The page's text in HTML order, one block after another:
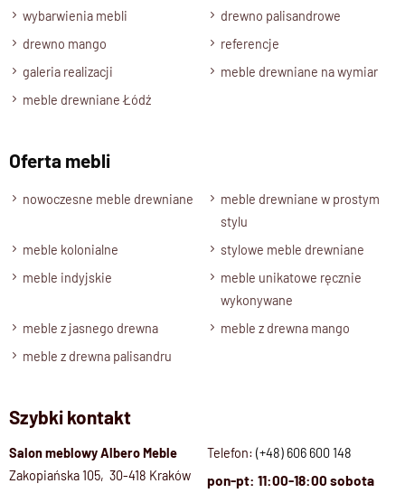
Rama Wymiary
Grubość 4 cm / Szerokość 10x10 cm
Wybarwienia, rodzaje drewna
Palisander Brąz, Palisander- Ciemny brąz, Palisander
Stan produktu
zmontowany ,cztery otwory montażowe na tyle lustra do
powieszenia w pionie oraz poziomie
wybarwienia mebli
drewno palisandrowe
drewno mango
referencje
galeria realizacji
meble drewniane na wymiar
meble drewniane Łódź
Oferta mebli
nowoczesne meble drewniane
meble drewniane w prostym
stylu
meble kolonialne
stylowe meble drewniane
meble indyjskie
meble unikatowe ręcznie
wykonywane
meble z jasnego drewna
meble z drewna mango
meble z drewna palisandru
Szybki kontakt
Salon meblowy Albero Meble
Zakopiańska 105, 30-418 Kraków
Telefon: (+48) 606 600 148
pon-pt: 11:00-18:00 sobota